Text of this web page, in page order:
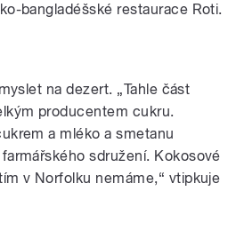
bangladéšské restaurace Roti.
na dezert. „Tahle část
producentem cukru.
a mléko a smetanu
sdružení. Kokosové
v Norfolku nemáme,“ vtipkuje